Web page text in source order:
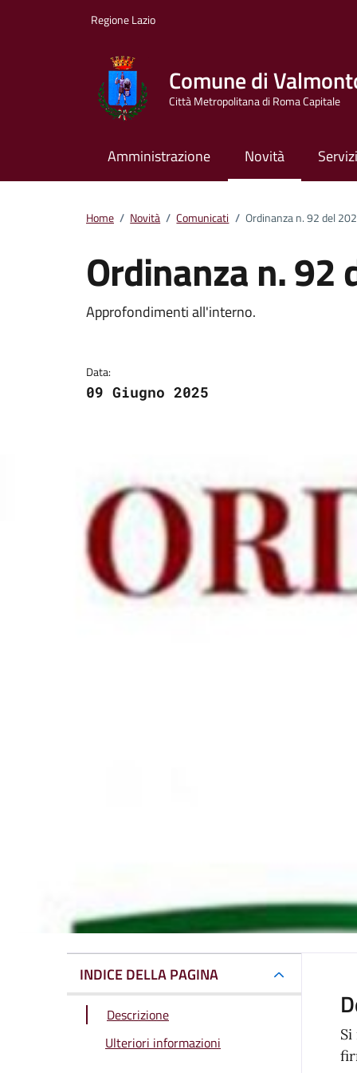
Regione Lazio
Comune di
Città Metropolitana di Roma Capitale
Amministrazione Novità Servizi
Home / Novità / Comunicati / Ordinanza n. 92 del
Ordinanza n. 92
Dettagli della notizia
Approfondimenti all'interno.
Data:
09 Giugno 2025
INDICE DELLA PAGINA
Descrizione
Ulteriori informazioni